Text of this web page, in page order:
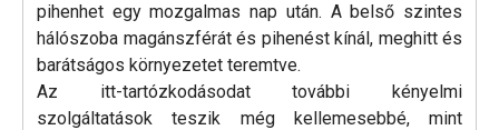
pihenhet egy mozgalmas nap után. A belső szintes
hálószoba magánszférát és pihenést kínál, meghitt és
barátságos környezetet teremtve.
Az itt-tartózkodásodat további kényelmi
szolgáltatások teszik még kellemesebbé, mint